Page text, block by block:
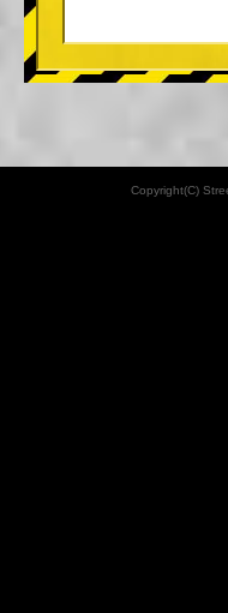
Copyright(C)